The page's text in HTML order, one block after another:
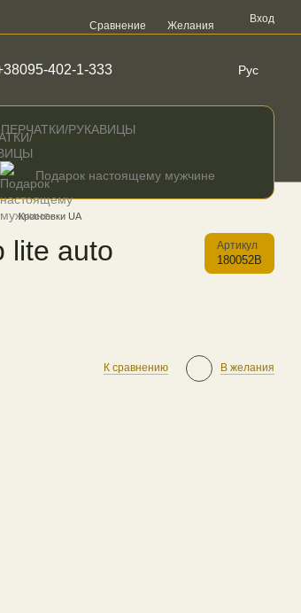
Сравнение Желания
Вход
402-1-333 Рус
ПЕРЧАТКИ/РУКАВИЦЫ
Подарок настоящему мужчине
Кроссовки UA
lite auto
Артикул
180052B
К сравнению В желания